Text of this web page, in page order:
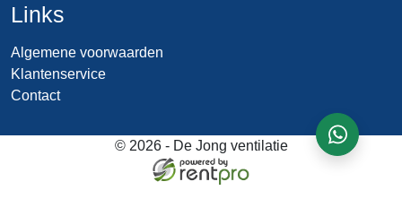
Links
Algemene voorwaarden
Klantenservice
Contact
© 2026 - De Jong ventilatie whatsapp